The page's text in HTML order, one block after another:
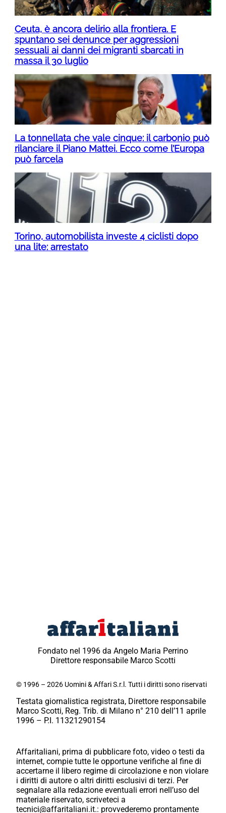
Ceuta, è ancora delirio alla frontiera. E
spuntano sei denunce per aggressioni
sessuali ai danni dei migranti sbarcati in
massa il 30 luglio
La tonnellata che vale cinque: il carbonio può
rilanciare il Piano Mattei. Ecco come l’Europa
può farcela
Torino, automobilista investe 4 ciclisti dopo
una lite: arrestato
Fondato nel 1996 da Angelo Maria Perrino
Direttore responsabile Marco Scotti
© 1996 – 2026 Uomini & Affari S.r.l. Tutti i diritti sono riservati
Testata giornalistica registrata, Direttore responsabile
Marco Scotti, Reg. Trib. di Milano n° 210 dell’11 aprile
1996 – P.I. 11321290154
Affaritaliani, prima di pubblicare foto, video o testi da
internet, compie tutte le opportune verifiche al fine di
accertarne il libero regime di circolazione e non violare
i diritti di autore o altri diritti esclusivi di terzi. Per
segnalare alla redazione eventuali errori nell’uso del
materiale riservato, scriveteci a
tecnici@affaritaliani.it.: provvederemo prontamente